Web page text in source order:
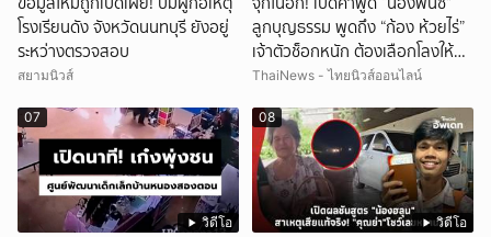
โรงเรียนดัง จังหวัดนนทบุรี ยังอยู่
ระหว่างตรวจสอบ
สยามนิวส์
ลูกบุญธรรม พูดถึง “ก้อง ห้วยไร่”
เจ้าตัวช็อกหนัก ต้องเลือกโลงให้
ลูก!
ThaiNews - ไทยนิวส์ออนไลน์
วิดีโอ
07
วิดีโอ
08